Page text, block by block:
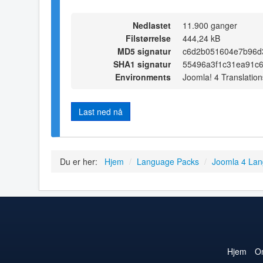
Nedlastet
11.900 ganger
Filstørrelse
444,24 kB
MD5 signatur
SHA1 signatur
Environments
Joomla! 4
Last ned nå
Du er her: Hjem / Language Packs / Joomla 4
Hjem